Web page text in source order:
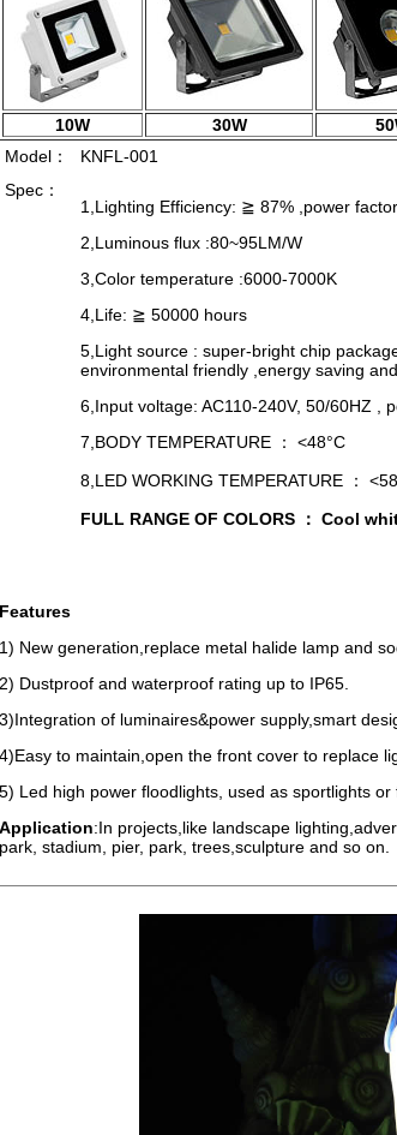
10W 30W
Model：
KNFL-001
Spec：
1,Lighting Efficiency: ≧ 87% ,power
2,Luminous flux :80~95LM/W
3,Color temperature :6000-7000K
4,Life: ≧ 50000 hours
5,Light source : super-bright chip
environmental friendly ,energy saving
6,Input voltage: AC110-240V, 50/60HZ
7,BODY TEMPERATURE ： <48°C
8,LED WORKING TEMPERATURE ：
FULL RANGE OF COLORS ： Cool
Features
1) New generation,replace metal halide lamp and
2) Dustproof and waterproof rating up to IP65.
3)Integration of luminaires&power supply,smart
4)Easy to maintain,open the front cover to replace
5) Led high power floodlights, used as sportlights
Application:In projects,like landscape
park, stadium, pier, park, trees,sculpture and so on.